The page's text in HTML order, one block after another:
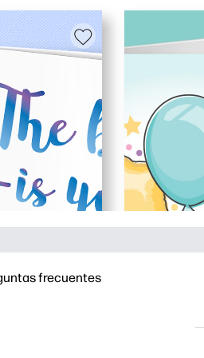
frecuentes